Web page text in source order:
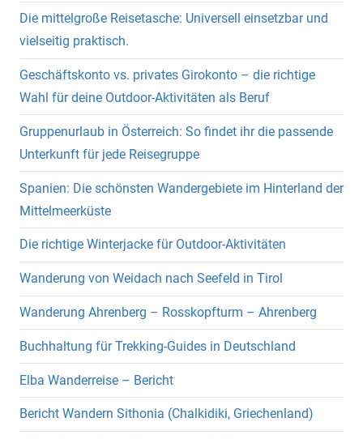
Die mittelgroße Reisetasche: Universell einsetzbar und
vielseitig praktisch.
Geschäftskonto vs. privates Girokonto – die richtige
Wahl für deine Outdoor-Aktivitäten als Beruf
Gruppenurlaub in Österreich: So findet ihr die passende
Unterkunft für jede Reisegruppe
Spanien: Die schönsten Wandergebiete im Hinterland der
Mittelmeerküste
Die richtige Winterjacke für Outdoor-Aktivitäten
Wanderung von Weidach nach Seefeld in Tirol
Wanderung Ahrenberg – Rosskopfturm – Ahrenberg
Buchhaltung für Trekking-Guides in Deutschland
Elba Wanderreise – Bericht
Bericht Wandern Sithonia (Chalkidiki, Griechenland)